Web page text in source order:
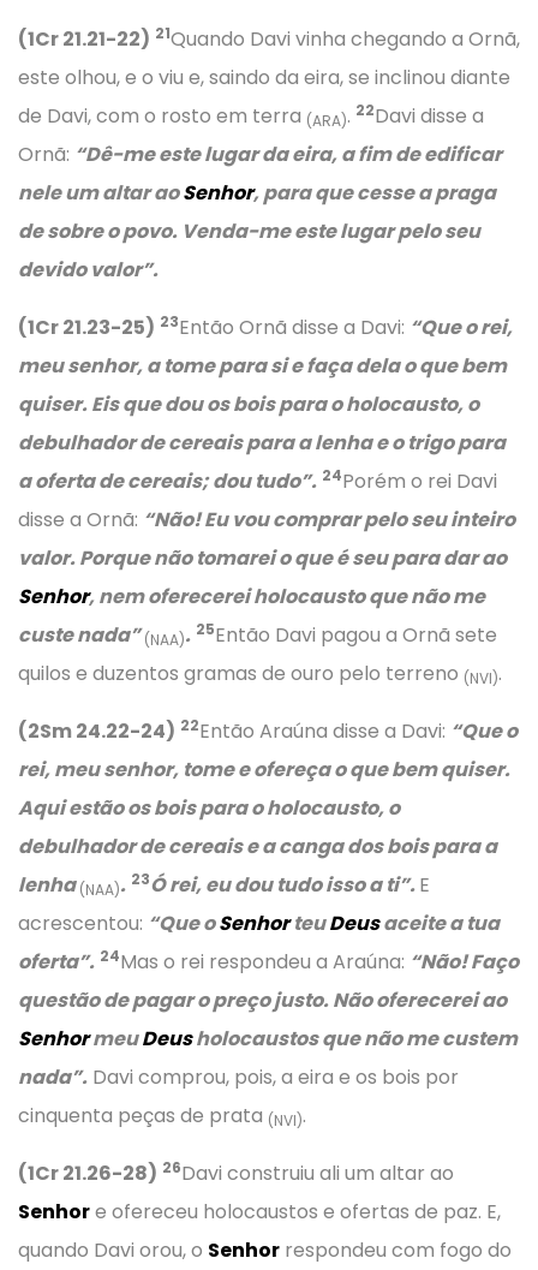
(1Cr 21.21-22) 21Quando Davi vinha chegando a Ornã,
este olhou, e o viu e, saindo da eira, se inclinou diante
de Davi, com o rosto em terra (ARA). 22Davi disse a
Ornã: “Dê-me este lugar da eira, a fim de edificar
nele um altar aoSenhor, para que cesse a praga
de sobre o povo. Venda-me este lugar pelo seu
devido valor”.
(1Cr 21.23-25) 23Então Ornã disse a Davi: “Que o rei,
meu senhor, a tome para si e faça dela o que bem
quiser. Eis que dou os bois para o holocausto, o
debulhador de cereais para a lenha e o trigo para
a oferta de cereais; dou tudo”. 24Porém o rei Davi
disse a Ornã: “Não! Eu vou comprar pelo seu inteiro
valor. Porque não tomarei o que é seu para dar ao
Senhor, nem oferecerei holocausto que não me
custe nada”(NAA). 25Então Davi pagou a Ornã sete
quilos e duzentos gramas de ouro pelo terreno (NVI).
(2Sm 24.22-24) 22Então Araúna disse a Davi: “Que o
rei, meu senhor, tome e ofereça o que bem quiser.
Aqui estão os bois para o holocausto, o
debulhador de cereais e a canga dos bois para a
lenha(NAA). 23Ó rei, eu dou tudo isso a ti”.E
acrescentou: “Que oSenhorteuDeusaceite a tua
oferta”. 24Mas o rei respondeu a Araúna: “Não! Faço
questão de pagar o preço justo. Não oferecerei ao
SenhormeuDeusholocaustos que não me custem
nada”. Davi comprou, pois, a eira e os bois por
cinquenta peças de prata (NVI).
(1Cr 21.26-28) 26Davi construiu ali um altar ao
Senhore ofereceu holocaustos e ofertas de paz. E,
quando Davi orou, o Senhor respondeu com fogo do